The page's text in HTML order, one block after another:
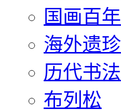
国画百年
海外遗珍
历代书法
布列松